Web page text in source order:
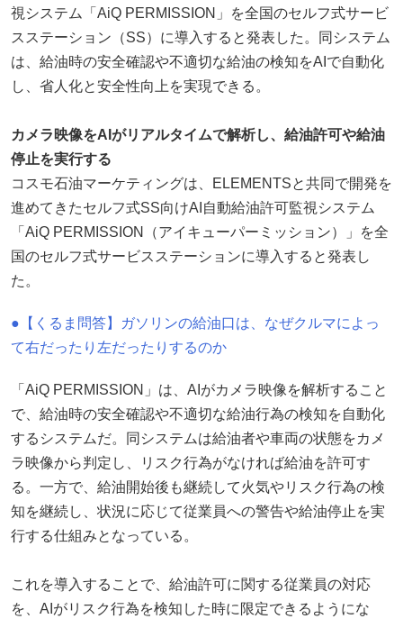
視システム「AiQ PERMISSION」を全国のセルフ式サービ
スステーション（SS）に導入すると発表した。同システム
は、給油時の安全確認や不適切な給油の検知をAIで自動化
し、省人化と安全性向上を実現できる。
カメラ映像をAIがリアルタイムで解析し、給油許可や給油
停止を実行する
コスモ石油マーケティングは、ELEMENTSと共同で開発を
進めてきたセルフ式SS向けAI自動給油許可監視システム
「AiQ PERMISSION（アイキューパーミッション）」を全
国のセルフ式サービスステーションに導入すると発表し
た。
●【くるま問答】ガソリンの給油口は、なぜクルマによっ
て右だったり左だったりするのか
「AiQ PERMISSION」は、AIがカメラ映像を解析すること
で、給油時の安全確認や不適切な給油行為の検知を自動化
するシステムだ。同システムは給油者や車両の状態をカメ
ラ映像から判定し、リスク行為がなければ給油を許可す
る。一方で、給油開始後も継続して火気やリスク行為の検
知を継続し、状況に応じて従業員への警告や給油停止を実
行する仕組みとなっている。
これを導入することで、給油許可に関する従業員の対応
を、AIがリスク行為を検知した時に限定できるようにな